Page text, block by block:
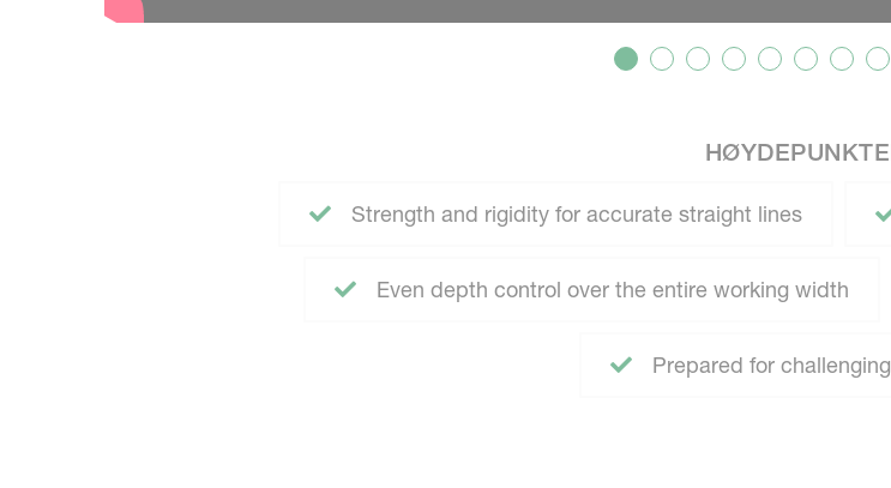
Strength and rigidity for accurate straight lines
Even depth control over the entire working width
Prepared for